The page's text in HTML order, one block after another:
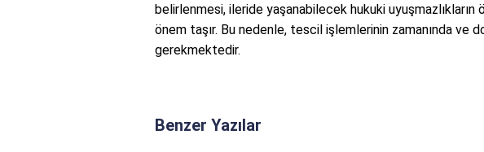
belirlenmesi, ileride yaşanabilecek hukuki uyuşmazlıkların
önem taşır. Bu nedenle, tescil işlemlerinin zamanında ve
gerekmektedir.
Benzer Yazılar